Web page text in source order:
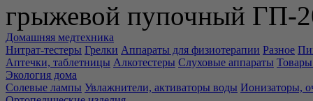
грыжевой пупочный ГП-
Домашняя медтехника
Нитрат-тестеры Грелки Аппараты для физиотерапии Разное
Аптечки, таблетницы Алкотестеры Слуховые аппараты Товары
Экология дома
Солевые лампы Увлажнители, активаторы воды Ионизаторы,